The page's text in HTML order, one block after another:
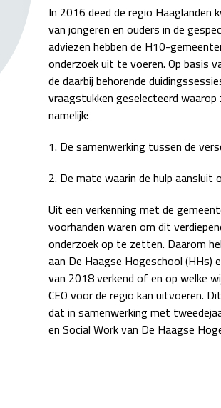
In 2016 deed de regio
van jongeren en ouders in de
adviezen hebben de H10-
onderzoek uit te voeren. Op basis
de daarbij behorende
vraagstukken geselecteerd
namelijk:
1. De samenwerking tussen de
2. De mate waarin de hulp aansluit
Uit een verkenning met de
voorhanden waren om dit
onderzoek op te zetten. Daarom
aan De Haagse Hogeschool (HHs)
van 2018 verkend of en op welke
CEO voor de regio kan uitvoeren.
dat in samenwerking met
en Social Work van De Haagse